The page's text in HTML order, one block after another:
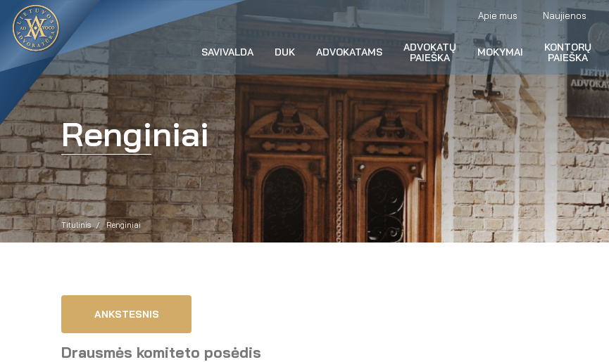
Apie mus Naujienos
SAVIVALDA DUK ADVOKATAMS
ADVOKATŲ
PAIEŠKA
MOKYMAI
KONTORŲ
PAIEŠKA
Renginiai
Titulinis Renginiai
ANKSTESNIS
Drausmės komiteto posėdis